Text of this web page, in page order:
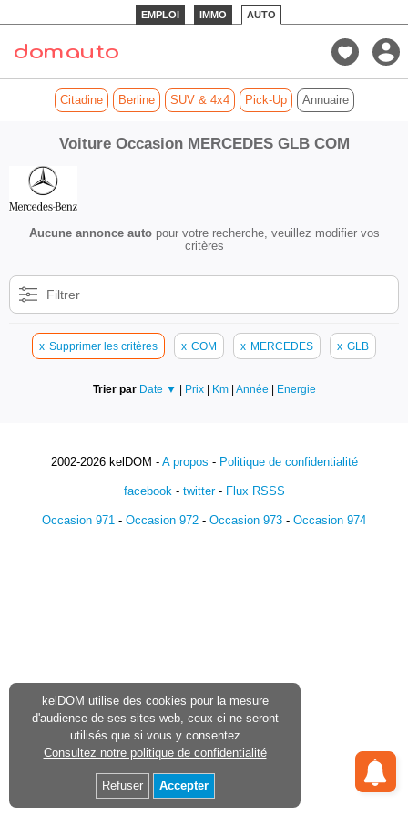
EMPLOI IMMO AUTO
Citadine Berline SUV & 4x4 Pick-Up Annuaire
Voiture Occasion MERCEDES GLB COM
Aucune annonce autopour votre recherche, veuillez modifier vos
critères
Filtrer
x Supprimer les critères x COM x MERCEDES x GLB
Trier par Date ▼ | Prix | Km | Année | Energie
2002-2026 kelDOM - A propos - Politique de confidentialité
facebook- twitter- Flux RSSS
Occasion 971 - Occasion 972 - Occasion 973 - Occasion 974
kelDOM utilise des cookies pour la mesure
d'audience de ses sites web, ceux-ci ne seront
utilisés que si vous y consentez
Consultez notre politique de confidentialité
Refuser Accepter